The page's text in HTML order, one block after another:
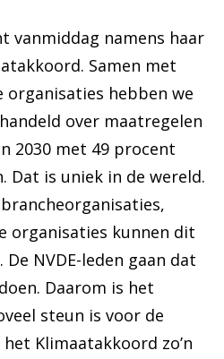
vanmiddag namens haar
Samen met
organisaties hebben we
over maatregelen
2030 met 49 procent
Dat is uniek in de wereld.
organisaties kunnen dit
NVDE-leden gaan dat
Daarom is het
steun is voor de
Klimaatakkoord zo’n